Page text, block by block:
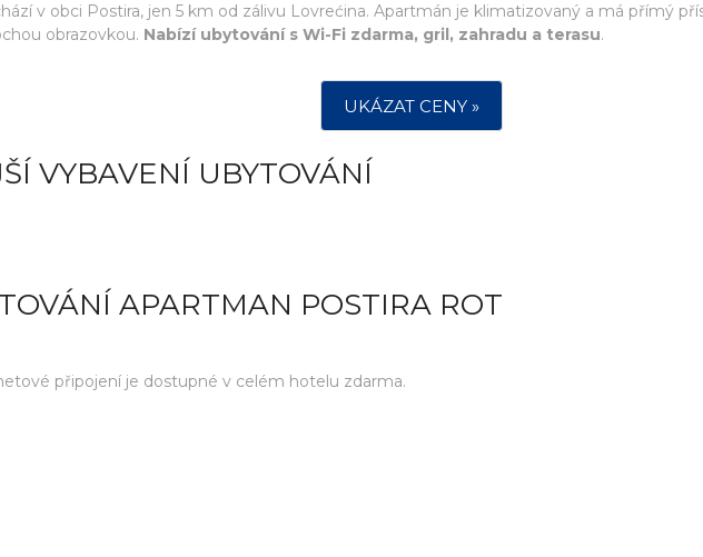
v obci Postira, jen 5 km od zálivu Lovrećina. Apartmán je klimatizovaný a má přímý
obrazovkou. Nabízí ubytování s Wi-Fi zdarma, gril, zahradu a terasu.
UKÁZAT CENY »
VYBAVENÍ UBYTOVÁNÍ
APARTMAN POSTIRA ROT
připojení je dostupné v celém hotelu zdarma.